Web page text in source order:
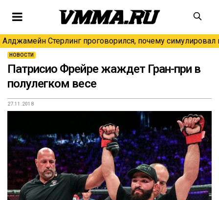
Алджамейн Стерлинг проговорился, почему симулировал
НОВОСТИ
Патрисио Фрейре жаждет Гран-при в
полулегком весе
27.11.2018